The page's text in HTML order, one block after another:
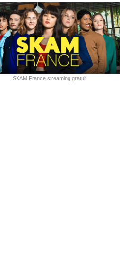
SKAM France streaming gratuit